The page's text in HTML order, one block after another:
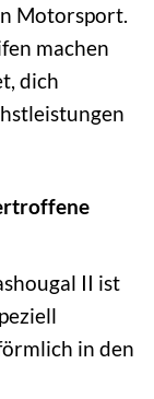
Motorsport.
machen
dich
II ist
in den